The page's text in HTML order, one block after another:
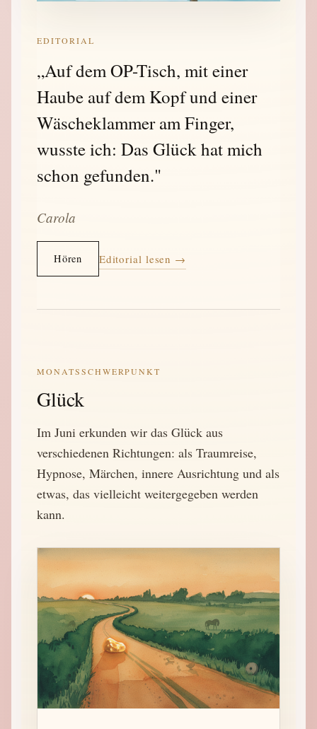
EDITORIAL
„Auf dem OP-Tisch, mit einer
Haube auf dem Kopf und einer
Wäscheklammer am Finger,
wusste ich: Das Glück hat mich
schon gefunden."
Carola
Hören Editorial lesen →
MONATSSCHWERPUNKT
Glück
Im Juni erkunden wir das Glück aus
verschiedenen Richtungen: als Traumreise,
Hypnose, Märchen, innere Ausrichtung und als
etwas, das vielleicht weitergegeben werden
kann.